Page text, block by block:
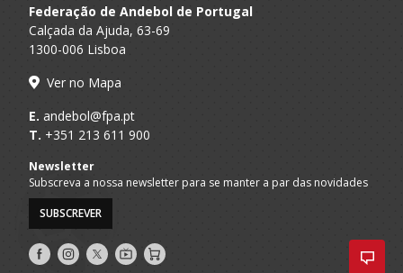
A.A. Braga
CLUBE
DESPORTIVO
XICO ANDEBOL
CLUBE
2015/16
A.A. Braga
CLUBE
DESPORTIVO
Federação de Andebol de Portugal
Calçada da Ajuda, 63-69
1300-006 Lisboa
Ver no Mapa
E. andebol@fpa.pt
T. +351 213 611 900
Newsletter
Subscreva a nossa newsletter para se manter a par das novidades
SUBSCREVER
Siga- Siga- Siga- AndebolTV
Loja